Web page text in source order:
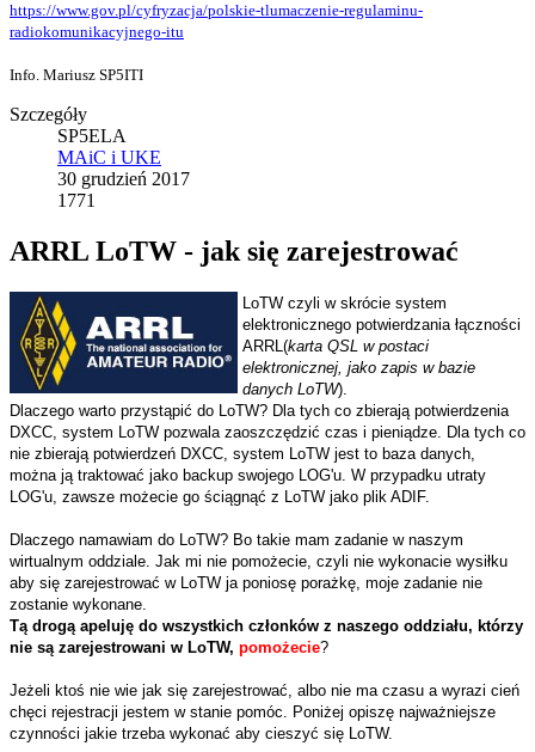
https://www.gov.pl/cyfryzacja/polskie-tlumaczenie-regulaminu-
radiokomunikacyjnego-itu
Info. Mariusz SP5ITI
Szczegóły
SP5ELA
MAiC i UKE
30 grudzień 2017
1771
ARRL LoTW - jak się zarejestrować
LoTW czyli w skrócie system
elektronicznego potwierdzania łączności
ARRL(karta QSL w postaci
elektronicznej, jako zapis w bazie
danych LoTW).
Dlaczego warto przystąpić do LoTW? Dla tych co zbierają potwierdzenia
DXCC, system LoTW pozwala zaoszczędzić czas i pieniądze. Dla tych co
nie zbierają potwierdzeń DXCC, system LoTW jest to baza danych,
można ją traktować jako backup swojego LOG'u. W przypadku utraty
LOG'u, zawsze możecie go ściągnąć z LoTW jako plik ADIF.
Dlaczego namawiam do LoTW? Bo takie mam zadanie w naszym
wirtualnym oddziale. Jak mi nie pomożecie, czyli nie wykonacie wysiłku
aby się zarejestrować w LoTW ja poniosę porażkę, moje zadanie nie
zostanie wykonane.
Tą drogą apeluję do wszystkich członków z naszego oddziału, którzy
nie są zarejestrowani w LoTW, pomożecie?
Jeżeli ktoś nie wie jak się zarejestrować, albo nie ma czasu a wyrazi cień
chęci rejestracji jestem w stanie pomóc. Poniżej opiszę najważniejsze
czynności jakie trzeba wykonać aby cieszyć się LoTW.